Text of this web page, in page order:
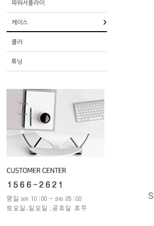
파워서플라이
케이스
쿨러
튜닝